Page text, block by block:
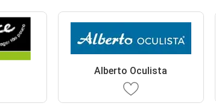
Alberto Oculista